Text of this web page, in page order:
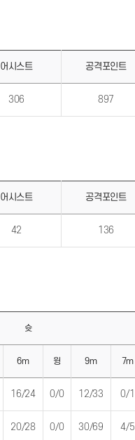
어시스트 공격포인트
306 897
어시스트 공격포인트
42 136
슛
6m 윙 9m 7m
16/24 0/0 12/33 0/1
20/28 0/0 30/69 4/5